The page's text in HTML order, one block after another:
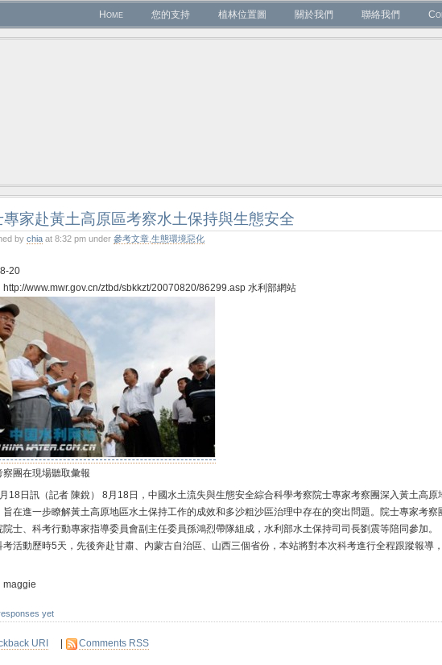
Home 您的支持 植林位置圖 關於我們 聯絡我們
專家赴黃土高原區考察水土保持與生態安全
by chia at 8:32 pm under 參考文章 生態環境惡化
20
http://www.mwr.gov.cn/ztbd/sbkkzt/20070820/86299.asp 水利部網站
察團在現場聽取彙報
18日訊（記者 陳銳） 8月18日，中國水土流失與生態安全綜合科學考察院士專家考察團深入黃土高原
旨在進一步瞭解黃土高原地區水土保持工作的成效和多沙粗沙區治理中存在的突出問題。院士專家考察
院士、科考行動專家指導委員會副主任委員孫鴻烈帶隊組成，水利部水土保持司司長劉震等陪同參加。
考活動歷時5天，先後奔赴甘肅、內蒙古自治區、山西三個省份，本站將對本次科考進行全程跟蹤報導
maggie
yet
URI | Comments RSS